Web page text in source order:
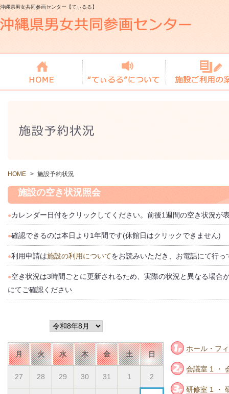
沖縄県男女共同参画センター【てぃるる】
HOME > 施設予約状況
施設の空き状況照会
●カレンダー日付をクリックしてください。前後1週間の空き状況が
●確認できるのは本日より1年間です(休館日はクリックできません)
●利用申請は施設の利用についてをお読みいただき、お電話にて行っ
●空き状況は3時間ごとに更新されるため、実際の状況と異なる場合
にてご確認ください
月 火 水 木 金 土 日
27 28 29 30 31 1 2
ホール・フ
会議室 1 ・
研修室 1 ・